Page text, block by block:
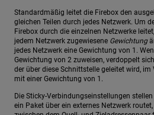
Standardmäßig leitet die Firebox den
gleichen Teilen durch jedes Netzwerk. Um
Firebox durch die einzelnen Netzwerke
jedem Netzwerk zugewiesene Gewichtung
jedes Netzwerk eine Gewichtung von 1.
Gewichtung von 2 zuweisen, verdoppelt
der über diese Schnittstelle geleitet wird,
mit einer Gewichtung von 1.
Die Sticky-Verbindungseinstellungen
ein Paket über ein externes Netzwerk